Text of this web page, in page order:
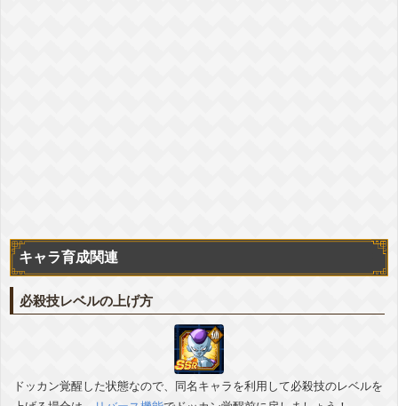
変身強化 最凶の一族 恐怖の征服 悪逆非道
宇宙をわたる戦士
気力 +4 ATK
▽編成おすすめカテゴリ
悪逆非道 宇宙をわたる戦士
継承する者
『恐怖の嵐』フリーザ(第二形態)
キャラ育成関連
必殺技レベルの上げ方
ドッカン覚醒した状態なので、同名キャラを利用して必殺技のレベルを